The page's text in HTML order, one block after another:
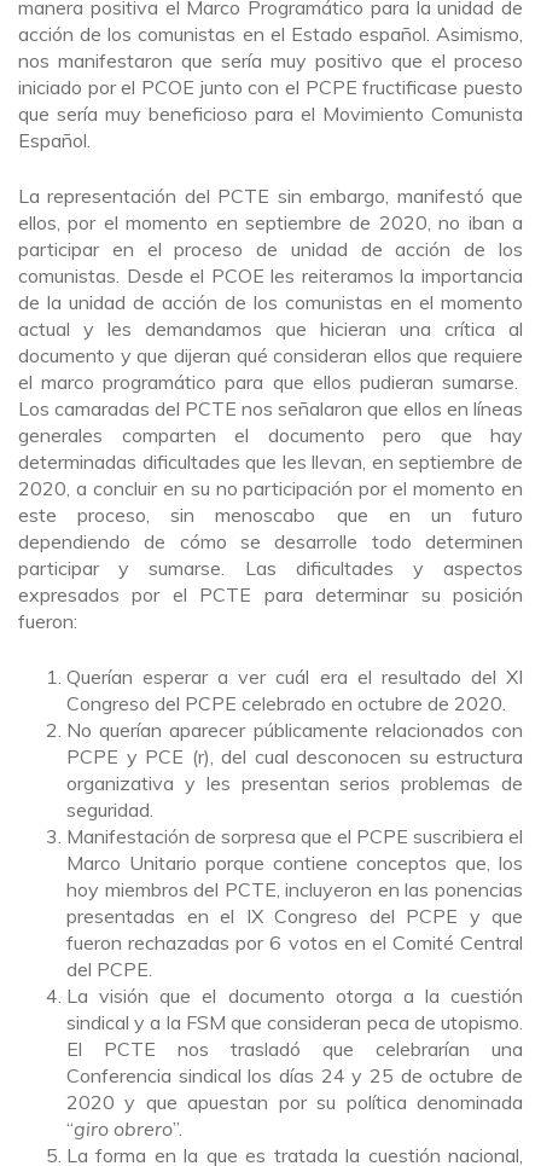
manera positiva el Marco Programático para la unidad de
acción de los comunistas en el Estado español. Asimismo,
nos manifestaron que sería muy positivo que el proceso
iniciado por el PCOE junto con el PCPE fructificase puesto
que sería muy beneficioso para el Movimiento Comunista
Español.
La representación del PCTE sin embargo, manifestó que
ellos, por el momento en septiembre de 2020, no iban a
participar en el proceso de unidad de acción de los
comunistas. Desde el PCOE les reiteramos la importancia
de la unidad de acción de los comunistas en el momento
actual y les demandamos que hicieran una crítica al
documento y que dijeran qué consideran ellos que requiere
el marco programático para que ellos pudieran sumarse.
Los camaradas del PCTE nos señalaron que ellos en líneas
generales comparten el documento pero que hay
determinadas dificultades que les llevan, en septiembre de
2020, a concluir en su no participación por el momento en
este proceso, sin menoscabo que en un futuro
dependiendo de cómo se desarrolle todo determinen
participar y sumarse. Las dificultades y aspectos
expresados por el PCTE para determinar su posición
fueron:
Querían esperar a ver cuál era el resultado del XI
Congreso del PCPE celebrado en octubre de 2020.
No querían aparecer públicamente relacionados con
PCPE y PCE (r), del cual desconocen su estructura
organizativa y les presentan serios problemas de
seguridad.
Manifestación de sorpresa que el PCPE suscribiera el
Marco Unitario porque contiene conceptos que, los
hoy miembros del PCTE, incluyeron en las ponencias
presentadas en el IX Congreso del PCPE y que
fueron rechazadas por 6 votos en el Comité Central
del PCPE.
La visión que el documento otorga a la cuestión
sindical y a la FSM que consideran peca de utopismo.
El PCTE nos trasladó que celebrarían una
Conferencia sindical los días 24 y 25 de octubre de
2020 y que apuestan por su política denominada
“giro obrero”.
La forma en la que es tratada la cuestión nacional,